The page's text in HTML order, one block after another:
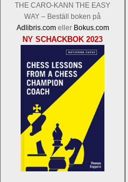
THE CARO-KANN THE EASY
WAY – Beställ boken på
Adlibris.comeller Bokus.com
NY SCHACKBOK 2023